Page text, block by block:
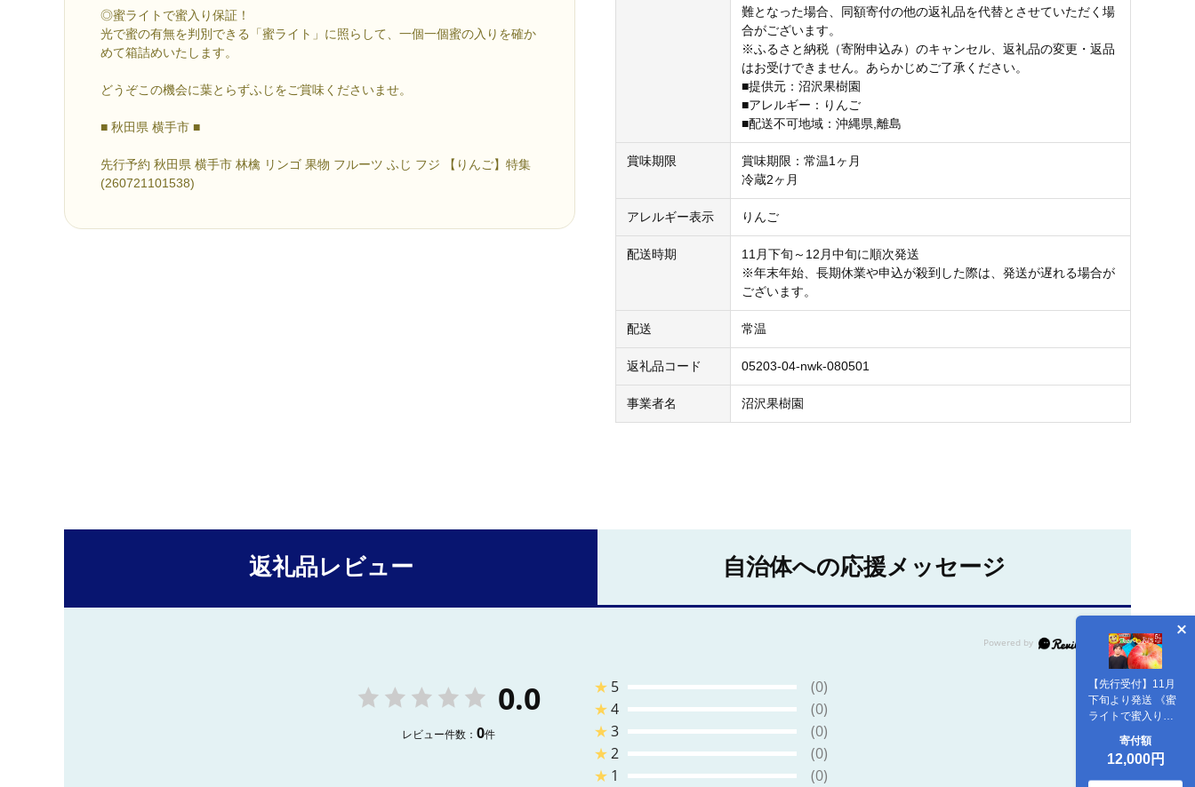
◎蜜ライトで蜜入り保証！
光で蜜の有無を判別できる「蜜ライト」に照らして、一個一個蜜の入りを確か
めて箱詰めいたします。
どうぞこの機会に葉とらずふじをご賞味くださいませ。
■ 秋田県 横手市 ■
先行予約 秋田県 横手市 林檎 リンゴ 果物 フルーツ ふじ フジ 【りんご】特集
(260721101538)
【先行受付】11月
下旬より発送 《蜜
ライトで蜜入り保
熟ふじ 約5kg りん
ご [先行予約 秋田県
横手市 林檎 リンゴ
寄付額
12,000円
難となった場合、同額寄付の他の返礼品を代替とさせていただく場
合がございます。
※ふるさと納税（寄附申込み）のキャンセル、返礼品の変更・返品
はお受けできません。あらかじめご了承ください。
■提供元：沼沢果樹園
■アレルギー：りんご
■配送不可地域：沖縄県,離島
賞味期限
賞味期限：常温1ヶ月
冷蔵2ヶ月
アレルギー表示 りんご
配送時期
11月下旬～12月中旬に順次発送
※年末年始、長期休業や申込が殺到した際は、発送が遅れる場合が
ございます。
配送 常温
返礼品コード 05203-04-nwk-080501
事業者名 沼沢果樹園
返礼品レビュー 自治体への応援メッセージ
0.0
レビュー件数： 0件
★ 5
(0)
★4
(0)
★3
(0)
★2
(0)
★ 1 (0)